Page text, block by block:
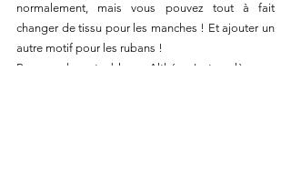
normalement, mais vous pouvez tout à fait
changer de tissu pour les manches ! Et ajouter un
autre motif pour les rubans !
Pour coudre votre blouse Althéa, c'est par là :